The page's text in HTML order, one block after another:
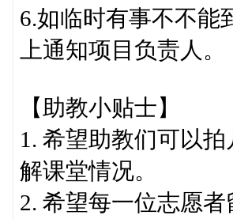
6.如临时有事不不能
上通知项目负责人。
【助教小贴士】
1. 希望助教们可以
解课堂情况。
2. 希望每一位志愿